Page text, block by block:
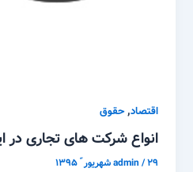
اقتصاد,حقوق
انواع شرکت های تجاری در
admin/۲۹ شهریور ّ ۱۳۹۵